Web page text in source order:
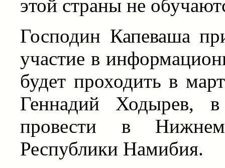
этой страны не
Господин Капеваша
участие в
будет проходить в
Геннадий Ходырев,
провести в Нижнем
Республики Намибия.